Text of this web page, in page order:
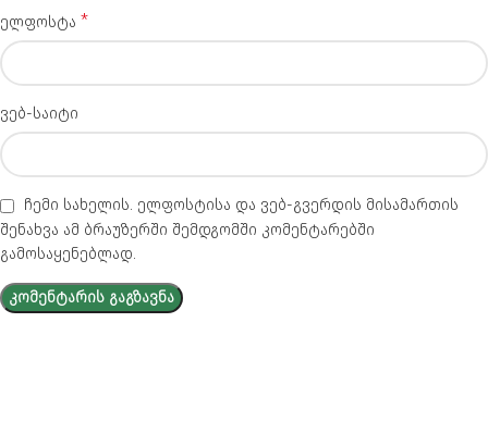
ელფოსტა *
ვებ-საიტი
ჩემი სახელის. ელფოსტისა და ვებ-გვერდის მისამართის
შენახვა ამ ბრაუზერში შემდგომში კომენტარებში
გამოსაყენებლად.